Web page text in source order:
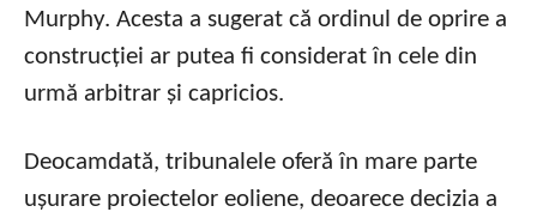
Murphy. Acesta a sugerat că ordinul de oprire a
construcției ar putea fi considerat în cele din
urmă arbitrar și capricios.
Deocamdată, tribunalele oferă în mare parte
ușurare proiectelor eoliene, deoarece decizia a